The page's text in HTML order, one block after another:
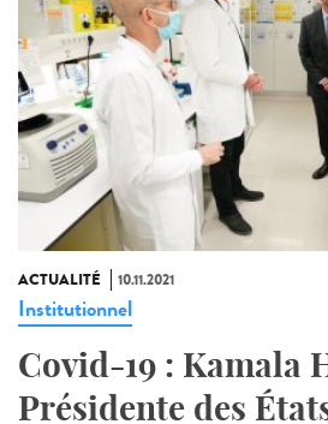
ACTUALITÉ 10.11.2021
Institutionnel
Covid-19 : Kamala
Présidente des